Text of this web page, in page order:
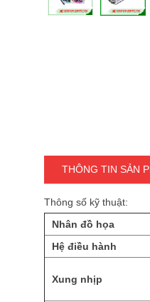
THÔNG TIN SẢN
Thông số kỹ thuật:
Nhân đồ họa
Hệ điều hành
Xung nhịp